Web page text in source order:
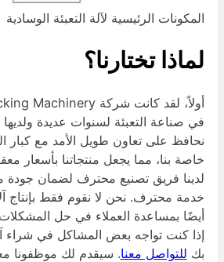
المكونات الرئيسية لآلة التعبئة الوسادية
لماذا تختارنا؟
في صناعة التعبئة لسنوات عديدة ولديها خبرة
نحافظ على تعاون طويل الأمد مع كبار
خاصة بنا، مما يجعل منتجاتنا بأسعار
لدينا فريق تصنيع محترف لضمان جودة
خدمة محترف. نحن لا نقوم فقط بإنتاج آلات
أيضًا بمساعدة العملاء في حل المشكلات
إذا كنت تواجه بعض المشاكل في شراء آلات
للتواصل معنا. سيقدم لك موظفونا